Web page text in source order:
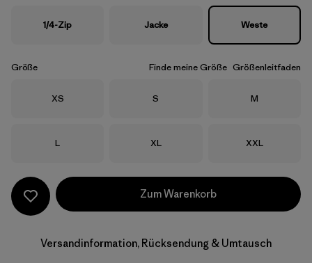
1/4-Zip Jacke Weste
Größe Finde meine Größe Größenleitfaden
Größe
XS Größe
S Größe
M
Größe
L Größe
XL Größe
XXL
Zum Warenkorb
Versandinformation, Rücksendung & Umtausch